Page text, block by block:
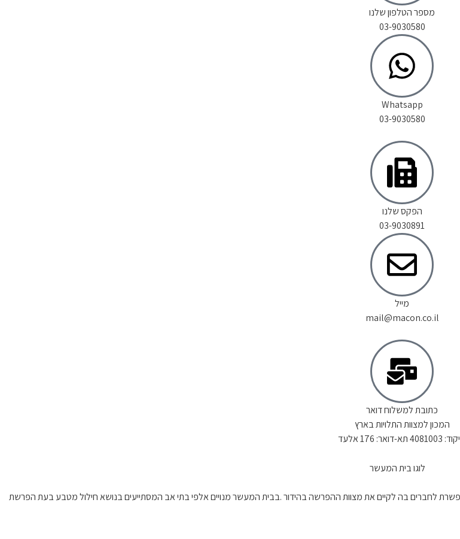
מספר הטלפון שלנו
03-9030580
Whatsapp
03-9030580
הפקס שלנו
03-9030891
מייל
mail@macon.co.il
כתובת למשלוח דואר
המכון למצוות התלויות בארץ
תא-דואר: 176 אלעד
לחברים בה לקיים את מצוות ההפרשה בהידור .בבית המעשר מנויים אלפי בתי אב המסתייעים בנושא חילול מטבע בעת הפרשת